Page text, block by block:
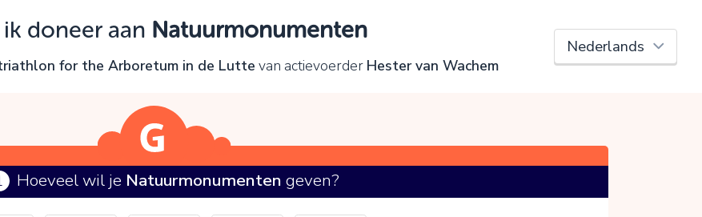
ik doneer aan Natuurmonumenten
for the Arboretum in de Lutte van actievoerder Hester van Wachem
Hoeveel wil je Natuurmonumenten geven?
Oeps!
nog niet verder vanwege:
OK